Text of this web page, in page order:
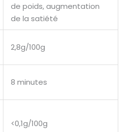
de poids, augmentation
de la satiété
2,8g/100g
8 minutes
<0,1g/100g